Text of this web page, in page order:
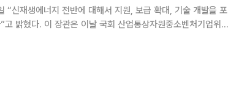
“신재생에너지 전반에 대해서 지원, 보급 확대, 기술 개발을 포
자원중소벤처기업위원